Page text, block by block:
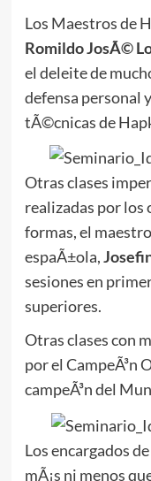
Los Maestros de
Romildo JosÃ©
el deleite de
defensa personal
tÃ©cnicas de
Otras clases
realizadas por los
formas, el
espaÃ±ola,
sesiones en
superiores.
Otras clases con
por el CampeÃ³n
campeÃ³n del
Los encargados
mÃ¡s ni menos